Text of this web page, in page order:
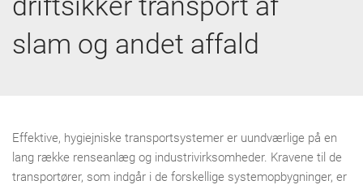
slam og andet affald
Effektive, hygiejniske transportsystemer er uundværlige på en
lang række renseanlæg og industrivirksomheder. Kravene til de
transportører, som indgår i de forskellige systemopbygninger, er